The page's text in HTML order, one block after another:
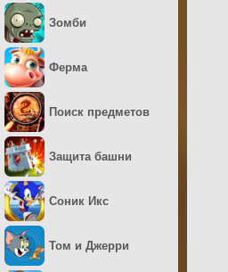
Зомби
Ферма
Поиск предметов
Защита башни
Соник Икс
Том и Джерри